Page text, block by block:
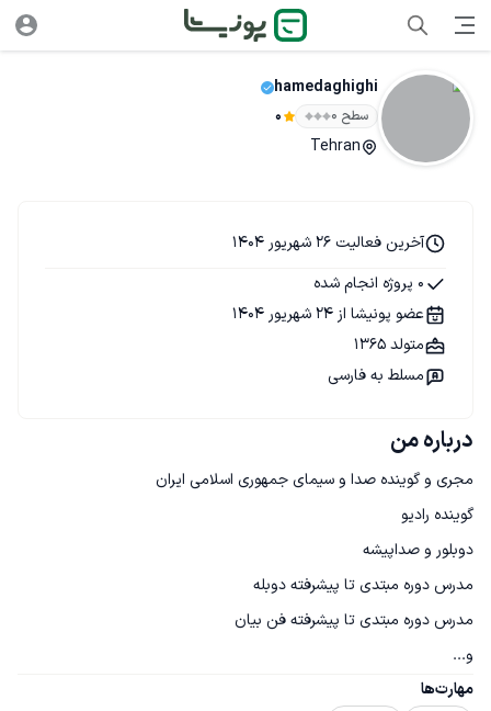
hamedaghighi
سطح ۰ 0
Tehran
درباره من
و...
مهارت‌ها
آخرین فعالیت 26 شهریور 1404
0 پروژه انجام شده
عضو پونیشا از 24 شهریور 1404
متولد 1365
مسلط به فارسی